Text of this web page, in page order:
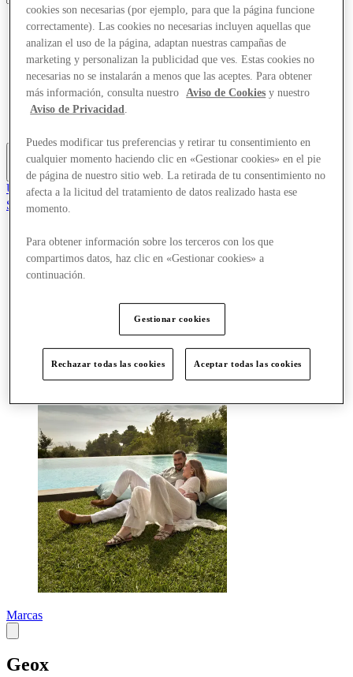
Tiendas
Ofertas
Planifica tu visita
¿Qué pasa?
Comer y beber
Tarjetas regalo
Servicios
Más
Únete al Club
Salvado
Tiendas
Ofertas
Planifica tu visita
Más
Marcas
Geox
cookies son necesarias (por ejemplo, para que la página funcione
correctamente). Las cookies no necesarias incluyen aquellas que
analizan el uso de la página, adaptan nuestras campañas de
marketing y personalizan la publicidad que ves. Estas cookies no
necesarias no se instalarán a menos que las aceptes. Para obtener
más información, consulta nuestro
Aviso de Cookies y nuestro
Aviso de Privacidad
Puedes modificar tus preferencias y retirar tu consentimiento en
cualquier momento haciendo clic en «Gestionar cookies» en el pie
de página de nuestro sitio web. La retirada de tu consentimiento no
afecta a la licitud del tratamiento de datos realizado hasta ese
momento.
Para obtener información sobre los terceros con los que
compartimos datos, haz clic en «Gestionar cookies» a
continuación.
Gestionar cookies
Rechazar todas las cookies Aceptar todas las cookies